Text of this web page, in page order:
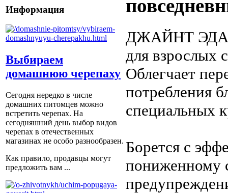
Информация
Выбираем
домашнюю черепаху
Сегодня нередко в числе
домашних питомцев можно
встретить черепах. На
сегодняшний день выбор видов
черепах в отечественных
магазинах не особо разнообразен.
Как правило, продавцы могут
предложить вам ...
ДЖАЙНТ
для взрослых
Облегчает
потребления
специальных
Борется с
пониженному